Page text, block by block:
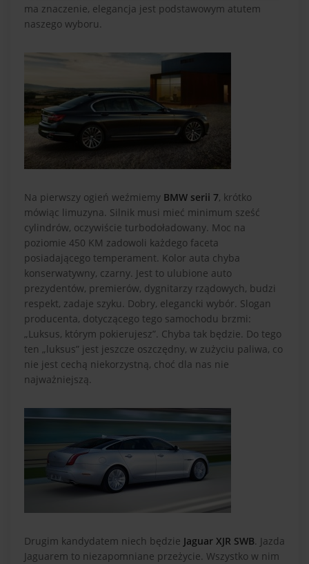
ma znaczenie, elegancja jest podstawowym atutem
naszego wyboru.
Na pierwszy ogień weźmiemy BMW serii 7, krótko
mówiąc limuzyna. Silnik musi mieć minimum sześć
cylindrów, oczywiście turbodoładowany. Moc na
poziomie 450 KM zadowoli każdego faceta
posiadającego temperament. Kolor auta chyba
konserwatywny, czarny. Jest to ulubione auto
prezydentów, premierów, dygnitarzy rządowych, budzi
respekt, zadaje szyku. Dobry, elegancki wybór. Slogan
producenta, dotyczącego tego samochodu brzmi:
„Luksus, którym pokierujesz”. Chyba tak będzie. Do tego
ten „luksus” jest jeszcze oszczędny, w zużyciu paliwa, co
nie jest cechą niekorzystną, choć dla nas nie
najważniejszą.
Drugim kandydatem niech będzie Jaguar XJR SWB. Jazda
Jaguarem to niezapomniane przeżycie. Wszystko w nim